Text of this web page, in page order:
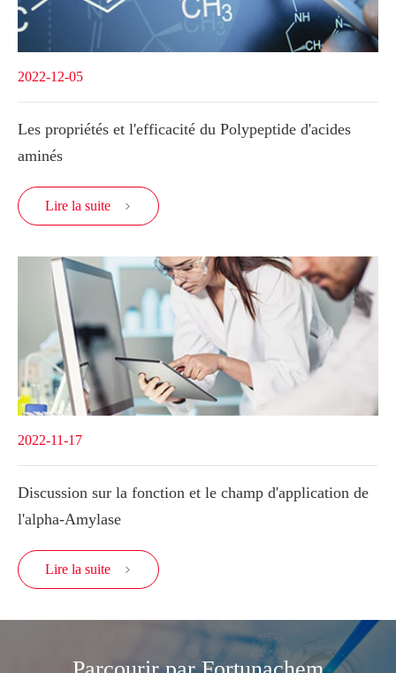
2022-12-05
Les propriétés et l'efficacité du Polypeptide d'acides
aminés
Lire la suite 
2022-11-17
Discussion sur la fonction et le champ d'application de
l'alpha-Amylase
Lire la suite 